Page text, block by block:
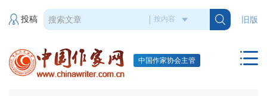
旧版
投稿
中国作家协会主管